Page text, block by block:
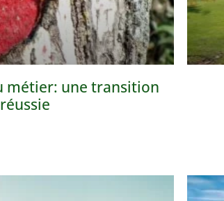
métier: une transition
réussie